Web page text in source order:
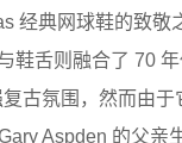
经典网球鞋的致
鞋舌则融合了 70
古氛围，然而由
Aspden 的父